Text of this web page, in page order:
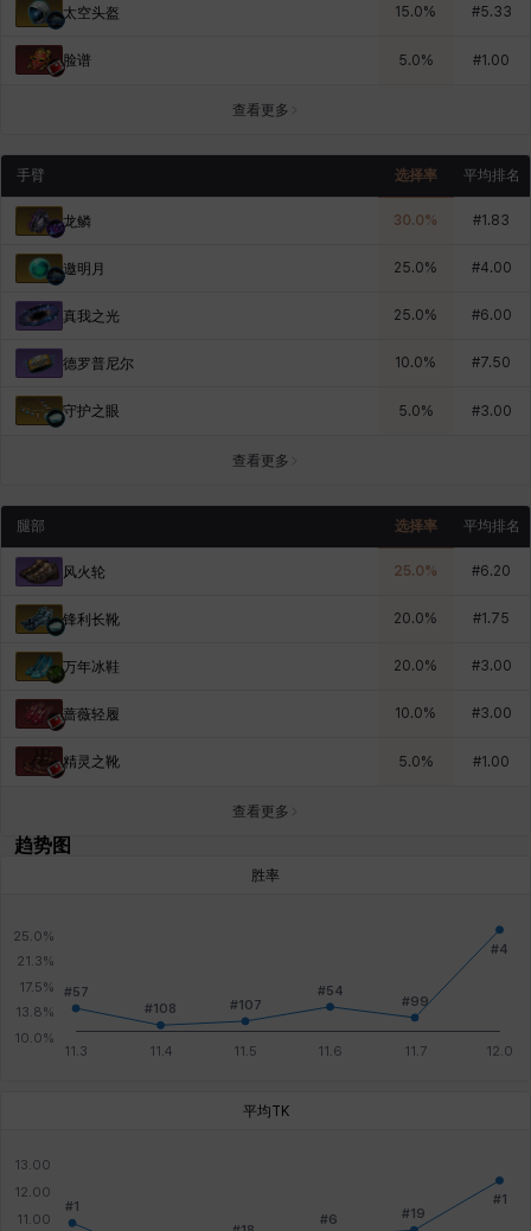
太空头盔 15.0% #5.33
脸谱 5.0% #1.00
查看更多
手臂 选择率 平均排名
龙鳞 30.0% #1.83
邀明月 25.0% #4.00
真我之光 25.0% #6.00
德罗普尼尔 10.0% #7.50
守护之眼 5.0% #3.00
查看更多
腿部 选择率 平均排名
风火轮 25.0% #6.20
锋利长靴 20.0% #1.75
万年冰鞋 20.0% #3.00
蔷薇轻履 10.0% #3.00
精灵之靴 5.0% #1.00
查看更多
趋势图
胜率
平均TK